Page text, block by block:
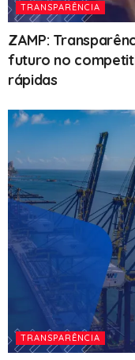
TRANSPARÊNCIA
ZAMP:
futuro no
rápidas
TRANSPARÊNCIA